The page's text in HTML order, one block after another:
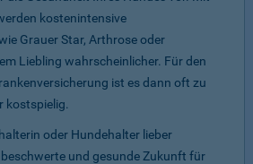
kostenintensive
Grauer Star, Arthrose oder
Liebling wahrscheinlicher. Für den
ist es dann oft zu
kostspielig.
oder Hundehalter lieber
und gesunde Zukunft für